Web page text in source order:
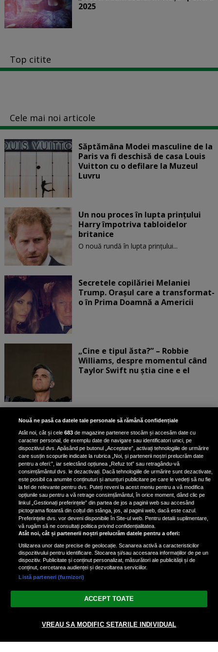
2025
Top citite
Cele mai noi articole
Săptămâna Modei masculine de la
Paris va fi deschisă de casa Louis
Vuitton cu o defilare la Muzeul
Luvru
Un nou proces în lupta prinţului
Harry împotriva tabloidelor
britanice
O nouă rundă în lupta prinţului...
Secretele copilăriei Melaniei
Trump. Orașul care a transformat-
o în Prima Doamnă a Americii
„Cine e tipul ăsta?” – Robbie
Williams, despre momentul când
Taylor Swift nu știa cine e el
Bruce Dickinson, solistul trupei
Iron Maiden, şi-a arătat talentul
de scrimer la un concurs în Franţa
Nicki Minaj, acuzată de agresiune
de fostul manager: Detalii șocante
din proces
Nicki Minaj le-a lăudat pe...
Vezi varianta Desktop
© 2026 radiodcnews.ro | Toate drepturile rezervate.
Nouă ne pasă ca datele tale personale să rămână confidențiale
Atât noi, cât și cele683 de magazine partenere stocăm și accesăm date cu
caracter personal, de exemplu date de navigare sau identificatori unici, pe
dispozitivul dvs. Apăsând pe butonul „Acceptare”, activați tehnologiile de urmărire
care susțin scopurile indicate la rubrica „Noi, și partenerii noștri prelucrăm date
pentru a oferi:”, iar selectând opțiunea „Refuz tot” sau retragându-vă
consimțământul dvs. le dezactivați. Dacă tehnologiile de urmărire sunt dezactivate,
este posibil ca anumite conținuturi și anunțuri publicitare pe care le vedeți să nu fie
la fel de relevante pentru dvs. Puteți reveni la acest meniu pentru a vă modifica
opțiunile sau pentru a vă retrage consimțământul, în orice moment, dând clic pe
linkul „Gestionați preferințele” din partea de jos a paginii web sau accesând
pictograma flotantă din colțul din stânga, jos, al paginii web, dacă este cazul.
Preferințele dvs. vor deveni disponibile în Site-ul web. Pentru detalii suplimentare,
vă rugăm să ne consultați politica privind confidențialitatea.
Atât noi, cât și partenerii noștri prelucrăm datele pentru a oferi:
Utilizarea unor date precise de geolocație. Scanarea activă a caracteristicilor
dispozitivului pentru identificare. Stocarea și/sau accesarea informațiilor de pe un
dispozitiv. Publicitate și conținut personalizat, măsurători ale publicității și de
conținut, cercetarea audienței și dezvoltarea serviciilor.
Listă parteneri (furnizori)
ACCEPT TOATE
VREAU SA MODIFIC SETARILE INDIVIDUAL